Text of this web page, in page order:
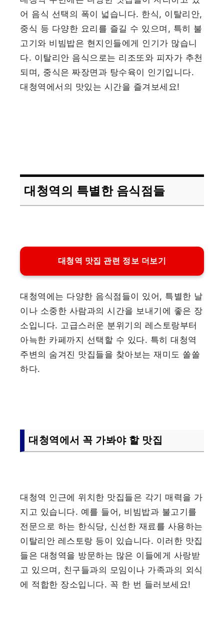
어 음식 선택의 폭이 넓습니다. 한식, 이탈리안,
중식 등 다양한 요리를 즐길 수 있으며, 특히 불
고기와 비빔밥은 현지인들에게 인기가 많습니
다. 이탈리안 음식으로는 리조또와 피자가 추천
되며, 중식은 짜장면과 탕수육이 인기입니다.
대청역에서의 맛있는 시간을 즐겨보세요!
대청역의 특별한 음식점들
대청역 맛집 관련 정보 더보기
대청역에는 다양한 음식점들이 있어, 특별한 날
이나 소중한 사람과의 시간을 보내기에 좋은 장
소입니다. 고급스러운 분위기의 레스토랑부터
아늑한 카페까지 선택할 수 있다. 특히 대청역
주변의 숨겨진 맛집들을 찾아보는 재미도 쏠쏠
하다.
대청역에서 꼭 가봐야 할 맛집
대청역 인근에 위치한 맛집들은 각기 매력을 가
지고 있습니다. 예를 들어, 비빔밥과 불고기를
전문으로 하는 한식당, 신선한 재료를 사용하는
이탈리안 레스토랑 등이 있습니다. 이러한 맛집
들은 대청역을 방문하는 많은 이들에게 사랑받
고 있으며, 친구들과의 모임이나 가족과의 외식
에 적합한 장소입니다. 꼭 한 번 들러보세요!